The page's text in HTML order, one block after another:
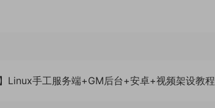
Linux手工服务端+GM后台+安卓+视频架设教程